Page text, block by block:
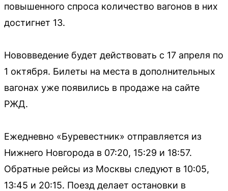
повышенного спроса количество вагонов в них
достигнет 13.
Нововведение будет действовать с 17 апреля по
1 октября. Билеты на места в дополнительных
вагонах уже появились в продаже на сайте
РЖД.
Ежедневно «Буревестник» отправляется из
Нижнего Новгорода в 07:20, 15:29 и 18:57.
Обратные рейсы из Москвы следуют в 10:05,
13:45 и 20:15. Поезд делает остановки в